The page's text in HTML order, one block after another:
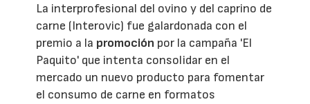
La interprofesional del ovino y del caprino de
carne (Interovic) fue galardonada con el
premio a la promoción por la campaña 'El
Paquito' que intenta consolidar en el
mercado un nuevo producto para fomentar
el consumo de carne en formatos